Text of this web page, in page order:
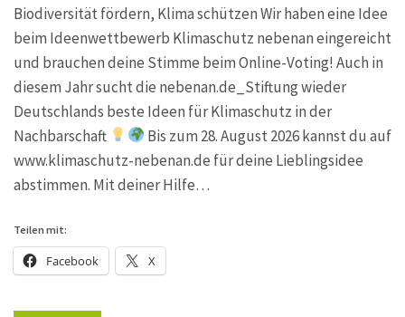
Biodiversität fördern, Klima schützen Wir haben eine Idee
beim Ideenwettbewerb Klimaschutz nebenan eingereicht
und brauchen deine Stimme beim Online-Voting! Auch in
diesem Jahr sucht die nebenan.de_Stiftung wieder
Deutschlands beste Ideen für Klimaschutz in der
Nachbarschaft
Bis zum 28. August 2026 kannst du auf
www.klimaschutz-nebenan.de für deine Lieblingsidee
abstimmen. Mit deiner Hilfe…
Teilen mit:
Facebook X